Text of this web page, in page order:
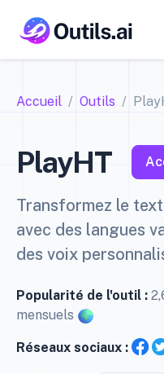
Accueil Outils
PlayHT
Transformez le
avec des langues
des voix
Popularité de l'outil :
mensuels
Réseaux sociaux :